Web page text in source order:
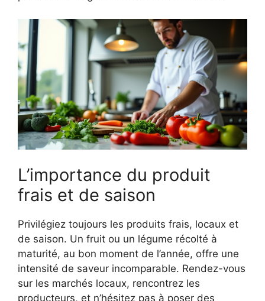
L’importance du produit
frais et de saison
Privilégiez toujours les produits frais, locaux et
de saison. Un fruit ou un légume récolté à
maturité, au bon moment de l’année, offre une
intensité de saveur incomparable. Rendez-vous
sur les marchés locaux, rencontrez les
producteurs, et n’hésitez pas à poser des